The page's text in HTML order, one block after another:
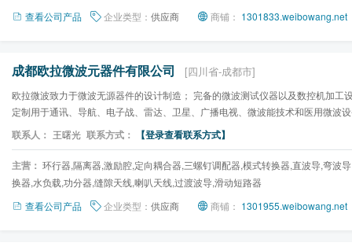
查看公司产品
企业类型： 供应商 商铺： 1301833.weibowang.net
成都欧拉微波元器件有限公司 [四川省-成都市]
欧拉微波致力于微波无源器件的设计制造； 完备的微波测试仪器以及数控机加工
定制用于通讯、导航、电子战、雷达、卫星、广播电视、微波能技术和医用微波
波系统中的无源器件...
联系人： 王曙光 联系方式： 【登录查看联系方式】
主营： 环行器,隔离器,激励腔,定向耦合器,三螺钉调配器,模式转换器,直波导,弯波
换器,水负载,功分器,缝隙天线,喇叭天线,过渡波导,滑动短路器
查看公司产品
企业类型： 供应商 商铺： 1301955.weibowang.net